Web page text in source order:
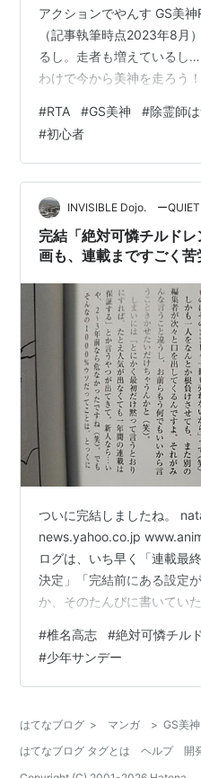
アクションでやんす GS美神
（記事執筆時点2023年8月
るし。走者も増えているし
わけで今から美神を走ろう
りましょう。 解説動画を作
大変だし…現状満足いく記
出せたらその時にbiimシス
っているが…。（記事執筆
は同じだけど新チャートの
なんス…
#RTA #GS美神 #除霊師
#初心者
INVISIBLE Dojo. ー
完結「絶対可憐チルド
画も、連載まですごく
ついに完結しましたね。
news.yahoo.co.jp
ログは、いち早く「連載最
決定」「完結前にある設定
か、そのたんびに書いてい
介するとして、ブクマだけ
くが、立川談志が落語の核
をなぞるなら、作中に「SF
ース」のように「ミスター
#椎名高志 #絶対可憐チル
#少年サンデー
はてなブログ > マンガ > GS美神
はてなブログ タグとは
ヘルプ 開